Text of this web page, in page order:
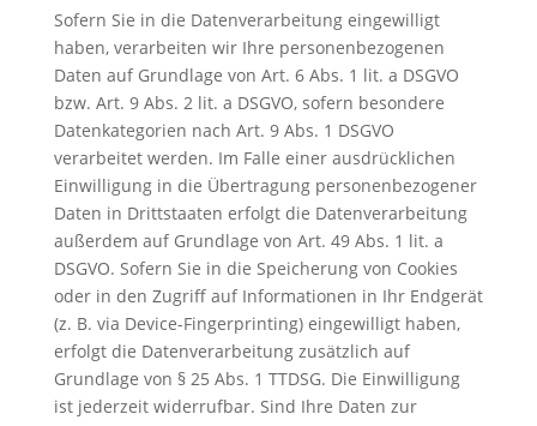
Sofern Sie in die Datenverarbeitung eingewilligt
haben, verarbeiten wir Ihre personenbezogenen
Daten auf Grundlage von Art. 6 Abs. 1 lit. a DSGVO
bzw. Art. 9 Abs. 2 lit. a DSGVO, sofern besondere
Datenkategorien nach Art. 9 Abs. 1 DSGVO
verarbeitet werden. Im Falle einer ausdrücklichen
Einwilligung in die Übertragung personenbezogener
Daten in Drittstaaten erfolgt die Datenverarbeitung
außerdem auf Grundlage von Art. 49 Abs. 1 lit. a
DSGVO. Sofern Sie in die Speicherung von Cookies
oder in den Zugriff auf Informationen in Ihr Endgerät
(z. B. via Device-Fingerprinting) eingewilligt haben,
erfolgt die Datenverarbeitung zusätzlich auf
Grundlage von § 25 Abs. 1 TTDSG. Die Einwilligung
ist jederzeit widerrufbar. Sind Ihre Daten zur